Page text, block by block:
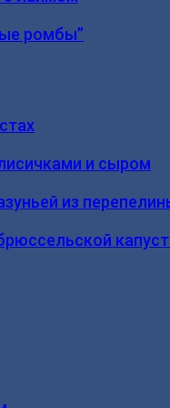
ромбы”
и сыром
из